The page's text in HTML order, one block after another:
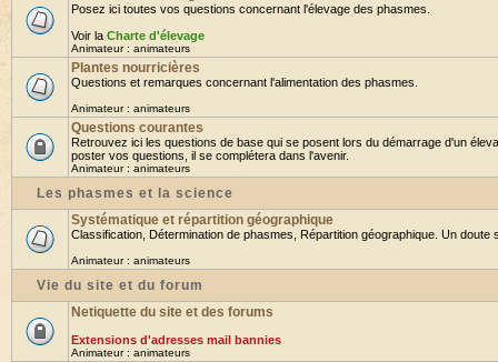
Posez ici toutes vos questions concernant l'élevage des phasmes.
Voir la Charte d'élevage
Animateur : animateurs
Plantes nourricières
Questions et remarques concernant l'alimentation des phasmes.
Animateur : animateurs
Questions courantes
Retrouvez ici les questions de base qui se posent lors du démarrage d'un
poster vos questions, il se complétera dans l'avenir.
Animateur : animateurs
Les phasmes et la science
Systématique et répartition géographique
Classification, Détermination de phasmes, Répartition géographique. Un doute
Animateur : animateurs
Vie du site et du forum
Netiquette du site et des forums
Extensions d'adresses mail bannies
Animateur : animateurs